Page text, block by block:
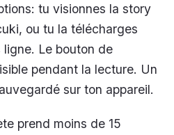
tu visionnes la story
ou tu la télécharges
ligne. Le bouton de
pendant la lecture. Un
sur ton appareil.
prend moins de 15